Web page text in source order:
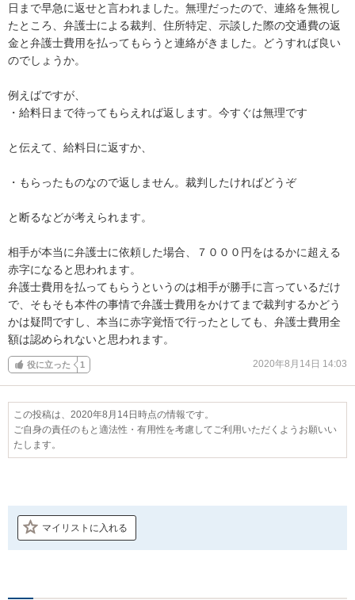
日まで早急に返せと言われました。無理だったので、連絡を無視し
たところ、弁護士による裁判、住所特定、示談した際の交通費の返
金と弁護士費用を払ってもらうと連絡がきました。どうすれば良い
のでしょうか。
例えばですが、
・給料日まで待ってもらえれば返します。今すぐは無理です
と伝えて、給料日に返すか、
・もらったものなので返しません。裁判したければどうぞ
と断るなどが考えられます。
相手が本当に弁護士に依頼した場合、７０００円をはるかに超える
赤字になると思われます。
弁護士費用を払ってもらうというのは相手が勝手に言っているだけ
で、そもそも本件の事情で弁護士費用をかけてまで裁判するかどう
かは疑問ですし、本当に赤字覚悟で行ったとしても、弁護士費用全
額は認められないと思われます。
役に立った 1 2020年8月14日 14:03
この投稿は、2020年8月14日時点の情報です。
ご自身の責任のもと適法性・有用性を考慮してご利用いただくようお願いい
たします。
マイリストに入れる